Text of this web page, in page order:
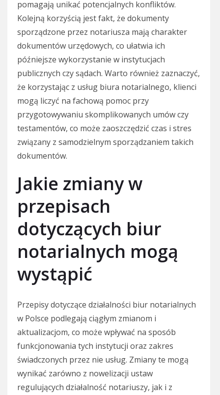
pomagają unikać potencjalnych konfliktów.
Kolejną korzyścią jest fakt, że dokumenty
sporządzone przez notariusza mają charakter
dokumentów urzędowych, co ułatwia ich
późniejsze wykorzystanie w instytucjach
publicznych czy sądach. Warto również zaznaczyć,
że korzystając z usług biura notarialnego, klienci
mogą liczyć na fachową pomoc przy
przygotowywaniu skomplikowanych umów czy
testamentów, co może zaoszczędzić czas i stres
związany z samodzielnym sporządzaniem takich
dokumentów.
Jakie zmiany w
przepisach
dotyczących biur
notarialnych mogą
wystąpić
Przepisy dotyczące działalności biur notarialnych
w Polsce podlegają ciągłym zmianom i
aktualizacjom, co może wpływać na sposób
funkcjonowania tych instytucji oraz zakres
świadczonych przez nie usług. Zmiany te mogą
wynikać zarówno z nowelizacji ustaw
regulujących działalność notariuszy, jak i z